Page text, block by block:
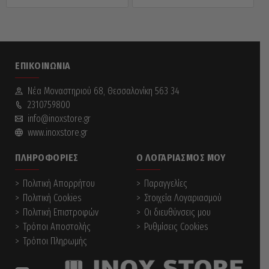
ΕΠΙΚΟΙΝΩΝΊΑ
Νέα Mοναστηριού 68, Θεσσαλονίκη 563 34
2310759800
info@inoxstore.gr
www.inoxstore.gr
ΠΛΗΡΟΦΟΡΊΕΣ
Πολιτική Απορρήτου
Πολιτική Cookies
Πολιτική Επιστροφών
Τρόποι Αποστολής
Τρόποι Πληρωμής
Ο ΛΟΓΑΡΙΑΣΜΌΣ ΜΟΥ
Παραγγελίες
Στοιχεία Λογαριασμού
Οι διευθύνσεις μου
Ρυθμίσεις Cookies